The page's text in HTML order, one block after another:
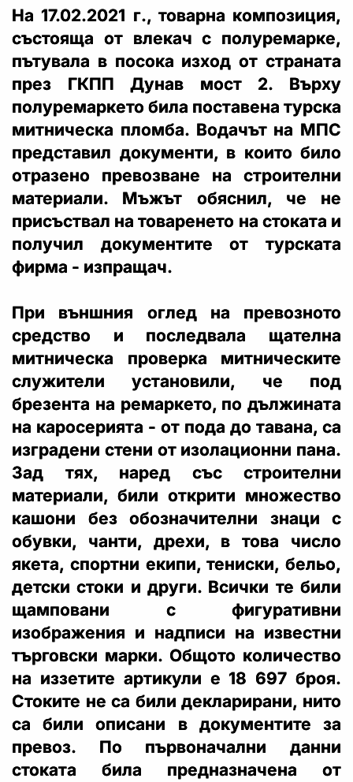
На 17.02.2021 г., товарна композиция,
състояща от влекач с полуремарке,
пътувала в посока изход от страната
през ГКПП Дунав мост 2. Върху
полуремаркето била поставена турска
митническа пломба. Водачът на МПС
представил документи, в които било
отразено превозване на строителни
материали. Мъжът обяснил, че не
присъствал на товаренето на стоката и
получил документите от турската
фирма - изпращач.
При външния оглед на превозното
средство и последвала щателна
митническа проверка митническите
служители установили, че под
брезента на ремаркето, по дължината
на каросерията - от пода до тавана, са
изградени стени от изолационни пана.
Зад тях, наред със строителни
материали, били открити множество
кашони без обозначителни знаци с
обувки, чанти, дрехи, в това число
якета, спортни екипи, тениски, бельо,
детски стоки и други. Всички те били
щамповани с фигуративни
изображения и надписи на известни
търговски марки. Общото количество
на иззетите артикули е 18 697 броя.
Стоките не са били декларирани, нито
са били описани в документите за
превоз. По първоначални данни
стоката била предназначена от